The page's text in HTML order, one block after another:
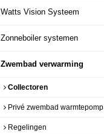
Watts Vision Systeem
Zonneboiler systemen
Zwembad verwarming
Collectoren
Privé zwembad warmtepomp
Regelingen